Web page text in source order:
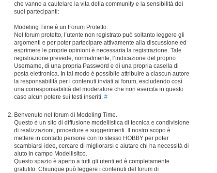
che vanno a cautelare la vita della community e la sensibilità dei
suoi partecipanti:
Modeling Time è un Forum Protetto.
Nel forum protetto, l’utente non registrato può soltanto leggere gli
argomenti e per poter partecipare attivamente alla discussione ed
esprimere le proprie opinioni è necessaria la registrazione. Tale
registrazione prevede, normalmente, l’indicazione del proprio
Username, di una propria Password e di una propria casella di
posta elettronica. In tal modo è possibile attribuire a ciascun autore
la responsabilità per i contenuti inviati ai forum, escludendo così
una corresponsabilità del moderatore che non esercita in questo
caso alcun potere sui testi inseriti. #
Benvenuto nel forum di Modeling Time.
Questo è un sito di diffusione modellistica di tecnica e condivisione
di realizzazioni, procedure e suggerimenti. Il nostro scopo è
mettere in contatto persone con lo stesso HOBBY per poter
scambiarsi idee, cercare di migliorarsi e aiutare chi ha necessità di
aiuto in campo Modellisitco.
Questo spazio è aperto a tutti gli utenti ed è completamente
gratutito. Chiunque può leggere i contenuti del forum di